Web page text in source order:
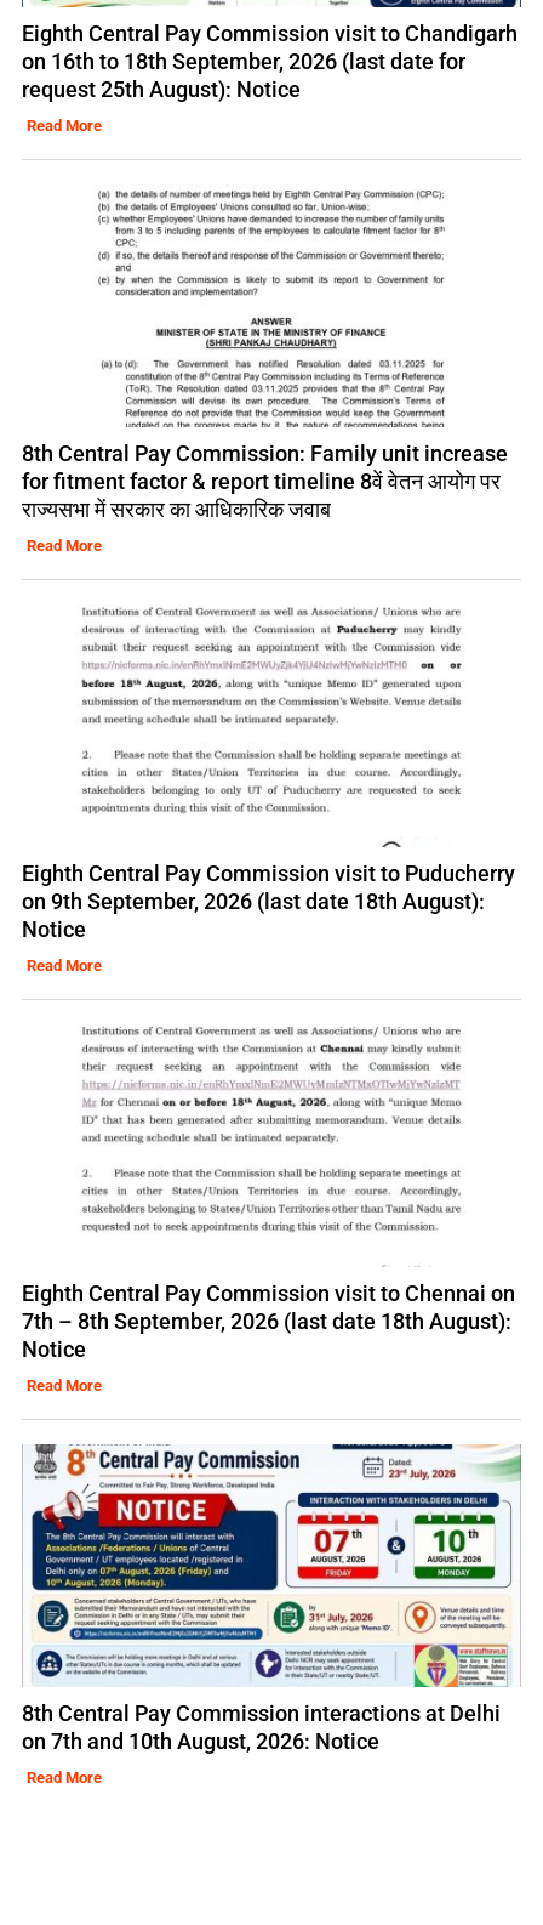
Eighth Central Pay Commission visit to Chandigarh
on 16th to 18th September, 2026 (last date for
request 25th August): Notice
Read More
8th Central Pay Commission: Family unit increase
for fitment factor & report timeline 8वें वेतन आयोग पर
राज्यसभा में सरकार का आधिकारिक जवाब
Read More
Eighth Central Pay Commission visit to Puducherry
on 9th September, 2026 (last date 18th August):
Notice
Read More
Eighth Central Pay Commission visit to Chennai on
7th – 8th September, 2026 (last date 18th August):
Notice
Read More
8th Central Pay Commission interactions at Delhi
on 7th and 10th August, 2026: Notice
Read More